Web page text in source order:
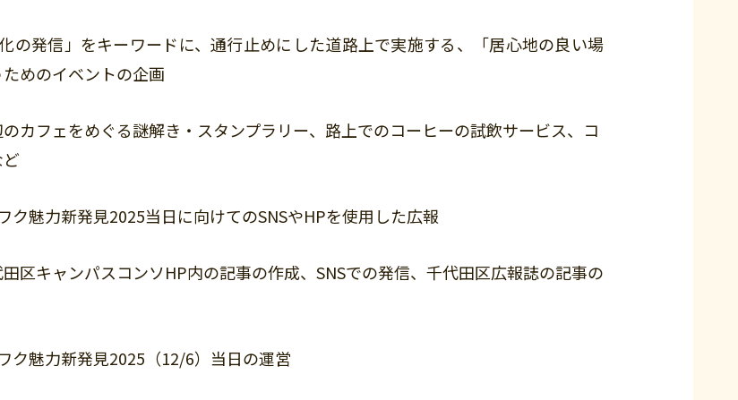
化の発信」をキーワードに、通行止めにした道路上で実施する、「居心地の良い場
めのイベントの企画
ェをめぐる謎解き・スタンプラリー、路上でのコーヒーの試飲サービス、コ
ク魅力新発見2025当日に向けてのSNSやHPを使用した広報
ャンパスコンソHP内の記事の作成、SNSでの発信、千代田区広報誌の記事の
ク魅力新発見2025（12/6）当日の運営